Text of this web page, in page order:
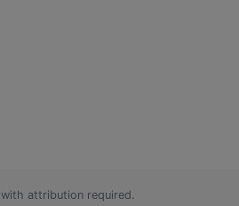
with attribution required.